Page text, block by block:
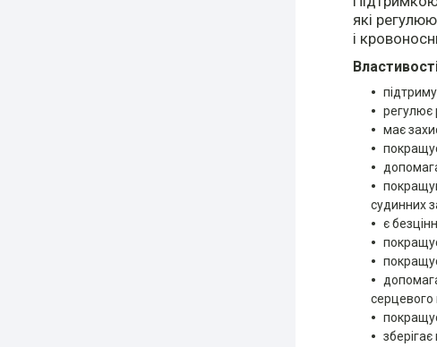
які
і
регулює
має
судинних
є
серцевого